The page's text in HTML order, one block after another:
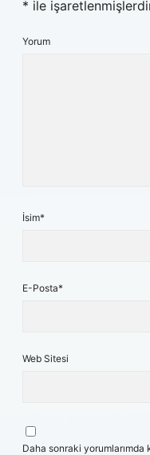
* ile
Yorum
İsim*
E-Posta*
Web Sitesi
Daha sonraki yorumlarımda